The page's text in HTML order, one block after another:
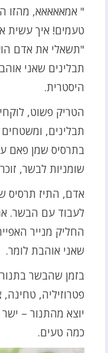
" אמאאאאא, מהזו
טעמים! איך עשית
"תשאלי את אדם
תבלינים שאני
היסטרית.
הטריק פשוט,
תבלינים,
בתרסיס שמן פאם
שומניות לבשר,
אדם, התיז תרסיס
לעבוד עם הבשר.
החליק מנייר
שאני אוהבת לומר.
בזמן שהבשר
פטרוזיליה,
יוצא מהתנור –
כמה טעים.